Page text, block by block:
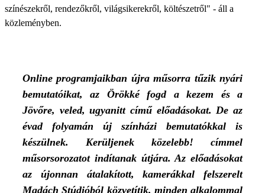
színészekről, rendezőkről, világsikerekről, költészetről" - áll a
közleményben.
Online programjaikban újra műsorra tűzik nyári
bemutatóikat, az Örökké fogd a kezem és a
Jövőre, veled, ugyanitt című előadásokat. De az
évad folyamán új színházi bemutatókkal is
készülnek. Kerüljenek közelebb! címmel
műsorsorozatot indítanak útjára. Az előadásokat
az újonnan átalakított, kamerákkal felszerelt
Madách Stúdióból közvetítik, minden alkalommal